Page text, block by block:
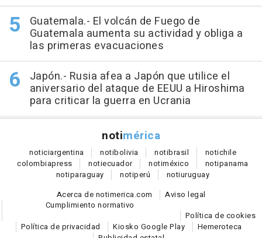
Guatemala.- El volcán de Fuego de
Guatemala aumenta su actividad y obliga a
las primeras evacuaciones
Japón.- Rusia afea a Japón que utilice el
aniversario del ataque de EEUU a Hiroshima
para criticar la guerra en Ucrania
notimérica
noticiargentina notibolivia notibrasil notichile
colombiapress notiecuador notiméxico notipanama
notiparaguay notiperú notiuruguay
Acerca de notimerica.com
Aviso legal
Cumplimiento normativo
Política de cookies
Política de privacidad
Kiosko Google Play
Hemeroteca